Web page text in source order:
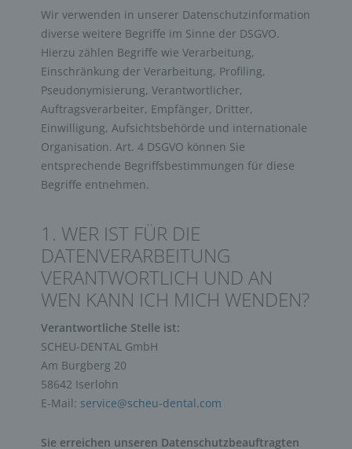
Wir verwenden in unserer Datenschutzinformation
diverse weitere Begriffe im Sinne der DSGVO.
Hierzu zählen Begriffe wie Verarbeitung,
Einschränkung der Verarbeitung, Profiling,
Pseudonymisierung, Verantwortlicher,
Auftragsverarbeiter, Empfänger, Dritter,
Einwilligung, Aufsichtsbehörde und internationale
Organisation. Art. 4 DSGVO können Sie
entsprechende Begriffsbestimmungen für diese
Begriffe entnehmen.
1. WER IST FÜR DIE
DATENVERARBEITUNG
VERANTWORTLICH UND AN
WEN KANN ICH MICH WENDEN?
Verantwortliche Stelle ist:
SCHEU-DENTAL GmbH
Am Burgberg 20
58642 Iserlohn
E-Mail: service@scheu-dental.com
Sie erreichen unseren Datenschutzbeauftragten